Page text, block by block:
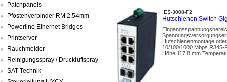
Patchpanels
Pfostenverbinder RM 2,54mm
Powerline Ethernet Bridges
Printserver
Rauchmelder
Reinigungsspray / Druckluftspray
SAT Technik
IES-3008-F2
Hutschienen Switch
Hutschienenmontage
10/100/1000 Mbps RJ45-
Höhe 117,8 mm